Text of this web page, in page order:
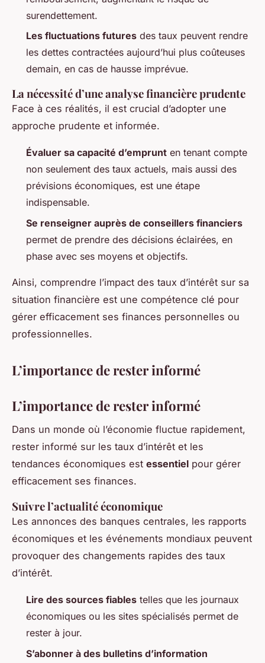
surendettement.
Les fluctuations futures des taux peuvent rendre
les dettes contractées aujourd’hui plus coûteuses
demain, en cas de hausse imprévue.
La nécessité d’une analyse financière prudente
Face à ces réalités, il est crucial d’adopter une
approche prudente et informée.
Évaluer sa capacité d’emprunt en tenant compte
non seulement des taux actuels, mais aussi des
prévisions économiques, est une étape
indispensable.
Se renseigner auprès de conseillers financiers
permet de prendre des décisions éclairées, en
phase avec ses moyens et objectifs.
Ainsi, comprendre l’impact des taux d’intérêt sur sa
situation financière est une compétence clé pour
gérer efficacement ses finances personnelles ou
professionnelles.
L’importance de rester informé
L’importance de rester informé
Dans un monde où l’économie fluctue rapidement,
rester informé sur les taux d’intérêt et les
tendances économiques est essentiel pour gérer
efficacement ses finances.
Suivre l’actualité économique
Les annonces des banques centrales, les rapports
économiques et les événements mondiaux peuvent
provoquer des changements rapides des taux
d’intérêt.
Lire des sources fiables telles que les journaux
économiques ou les sites spécialisés permet de
rester à jour.
S’abonner à des bulletins d’information